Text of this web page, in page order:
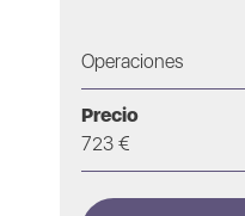
Operaciones
Precio
723 €